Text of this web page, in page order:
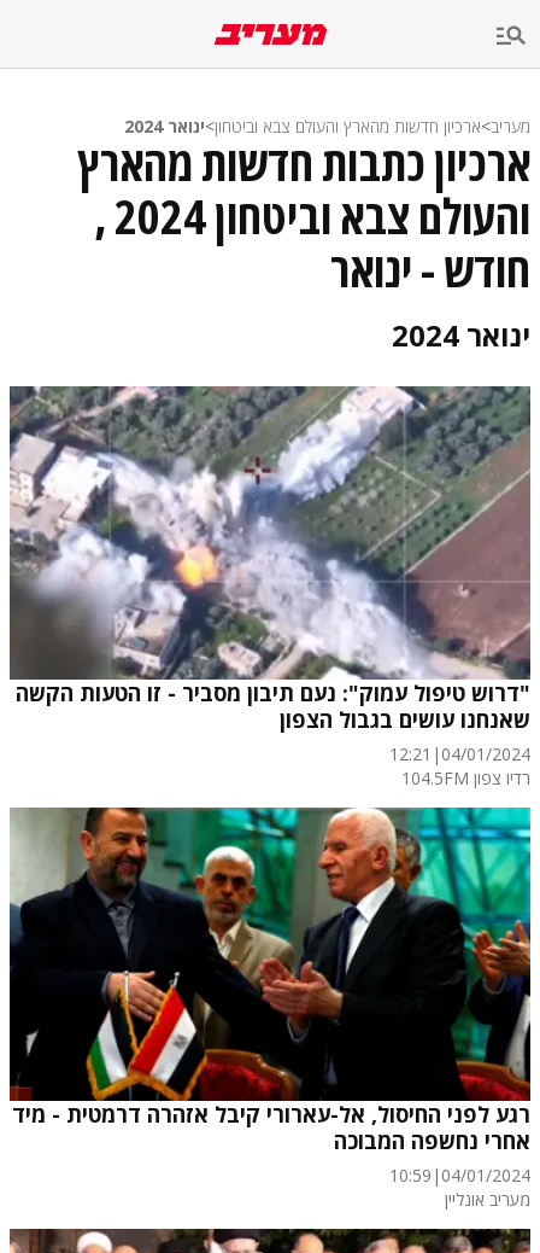
מעריב>ארכיון חדשות מהארץ והעולם צבא וביטחון>ינואר 2024
ארכיון כתבות חדשות מהארץ
והעולם צבא וביטחון 2024 ,
חודש - ינואר
ינואר 2024
"דרוש טיפול עמוק": נעם תיבון מסביר - זו הטעות הקשה
שאנחנו עושים בגבול הצפון
04/01/2024
|
12:21
רדיו צפון 104.5FM
רגע לפני החיסול, אל-עארורי קיבל אזהרה דרמטית - מיד
אחרי נחשפה המבוכה
04/01/2024
|
10:59
מעריב אונליין